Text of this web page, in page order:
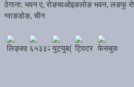
ठेगाना: भवन ए, रोङचाओइङलोङ भवन, लङफु
ग्वाङडोङ, चीन